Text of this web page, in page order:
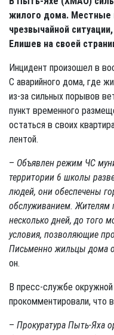
жилого дома. Местные
чрезвычайной
Елишев на своей
Инцидент произошел в
С аварийного дома, где
из-за сильных порывов
пункт временного
остаться в своих
лентой.
– Объявлен режим ЧС
территории 6 школы
людей, они обеспечены
обслуживанием. Жителям
несколько дней, до того
условия, позволяющие
Письменно жильцы дома
он.
В пресс-службе
прокомментировали, что
– Прокуратура Пыть-Яха